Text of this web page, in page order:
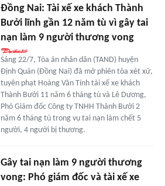
Đồng Nai: Tài xế xe khách Thành
Bưởi lĩnh gần 12 năm tù vì gây tai
nạn làm 9 người thương vong
Sáng 22/7, Tòa án nhân dân (TAND) huyện
Định Quán (Đồng Nai) đã mở phiên tòa xét xử,
tuyên phạt Hoàng Văn Tính tài xế xe khách
Thành Bưởi 11 năm 6 tháng tù và Lê Dương,
Phó Giám đốc Công ty TNHH Thành Bưởi 2
năm 6 tháng tù trong vụ tai nạn làm chết 5
người, 4 người bị thương.
Gây tai nạn làm 9 người thương
vong: Phó giám đốc và tài xế xe